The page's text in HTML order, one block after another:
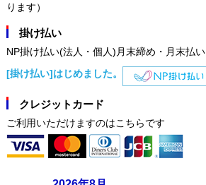
ります）
掛け払い
NP掛け払い(法人・個人)月末締め・月末払い
[掛け払い]はじめました。
クレジットカード
ご利用いただけますのはこちらです